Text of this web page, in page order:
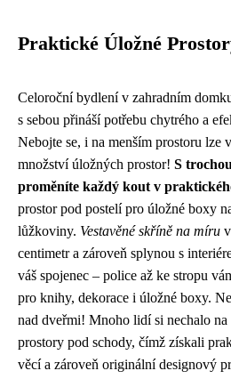
Praktické Úložné
Celoroční bydlení v zahradním
s sebou přináší potřebu chytrého a
Nebojte se, i na menším prostoru lze
množství úložných prostor! S
proměníte každý kout v
prostor pod postelí pro úložné boxy
lůžkoviny. Vestavěné skříně na míru
centimetr a zároveň splynou s
váš spojenec – police až ke stropu
pro knihy, dekorace i úložné boxy.
nad dveřmi! Mnoho lidí si nechalo
prostory pod schody, čímž získali
věcí a zároveň originální designový